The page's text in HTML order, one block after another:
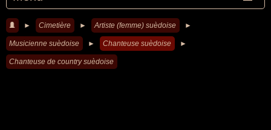
► Cimetière ► Artiste (femme) suèdoise ►
Musicienne suèdoise ► Chanteuse suèdoise ►
Chanteuse de country suèdoise